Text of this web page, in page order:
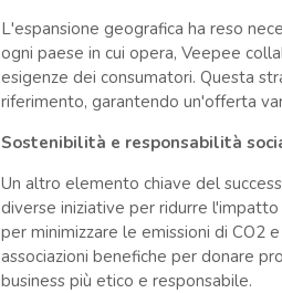
L'espansione geografica ha reso
ogni paese in cui opera, Veepee
esigenze dei consumatori. Questa
riferimento, garantendo un'offerta
Sostenibilità e responsabilità
Un altro elemento chiave del
diverse iniziative per ridurre
per minimizzare le emissioni di CO2
associazioni benefiche per donare
business più etico e responsabile.